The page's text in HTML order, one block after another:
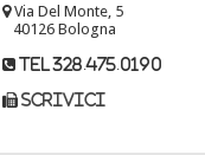
Via Del Monte, 5
40126 Bologna
tel 328.475.0190
scrivici